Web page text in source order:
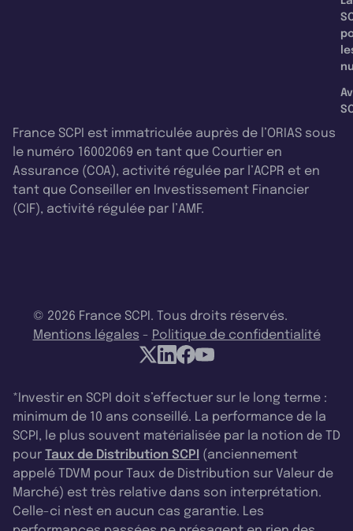
France SCPI est immatriculée auprès de l’ORIAS sous
le numéro 16002069 en tant que Courtier en
Assurance (COA), activité régulée par l’ACPR et en
tant que Conseiller en Investissement Financier
(CIF), activité régulée par l’AMF.
© 2026 France SCPI. Tous droits réservés.
Mentions légales - Politique de confidentialité
*Investir en SCPI doit s’effectuer sur le long terme :
minimum de 10 ans conseillé. La performance de la
SCPI, le plus souvent matérialisée par la notion de TD
pour Taux de Distribution SCPI (anciennement
appelé TDVM pour Taux de Distribution sur Valeur de
Marché) est très relative dans son interprétation.
Celle-ci n'est en aucun cas garantie. Les